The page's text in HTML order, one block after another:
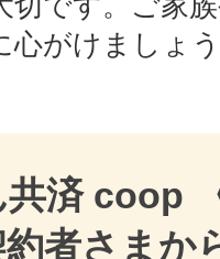
心がけましょ
済 coop
者さまか